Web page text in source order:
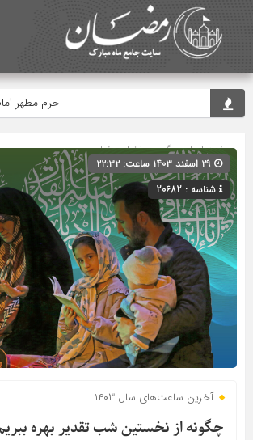
حرم مطهر امام
صفحه اصلی» گروه »اخبار رمضان
شناسه : 20682
آخرین ساعت‌های سال ۱۴۰۳
چگونه از نخستین شب تقدیر بهره